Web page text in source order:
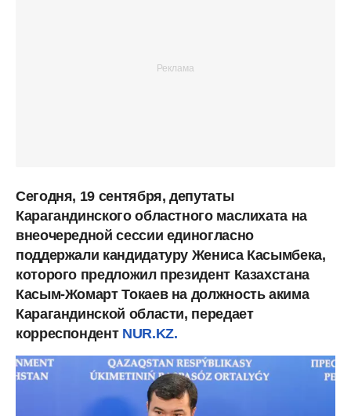
Сегодня, 19 сентября, депутаты
Карагандинского областного маслихата на
внеочередной сессии единогласно
поддержали кандидатуру Жениса Касымбека,
которого предложил президент Казахстана
Касым-Жомарт Токаев на должность акима
Карагандинской области, передает
корреспондент NUR.KZ.